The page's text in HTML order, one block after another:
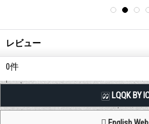
レビュー
0件
LQQK BY